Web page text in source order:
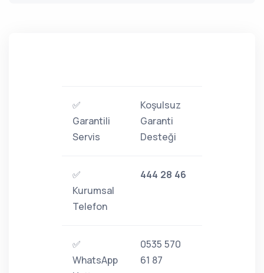
✅
Garantili
Servis
Koşulsuz
Garanti
Desteği
✅
Kurumsal
Telefon
444 28 46
✅
WhatsApp
0535 570
61 87